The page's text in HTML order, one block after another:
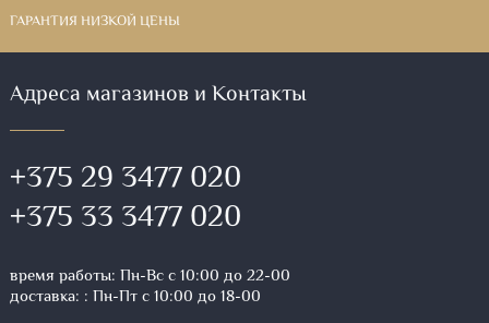
ГАРАНТИЯ НИЗКОЙ ЦЕНЫ
Адреса магазинов и Контакты
+375 29 3477 020
+375 33 3477 020
время работы: Пн-Вс с 10:00 до 22-00
доставка: : Пн-Пт с 10:00 до 18-00